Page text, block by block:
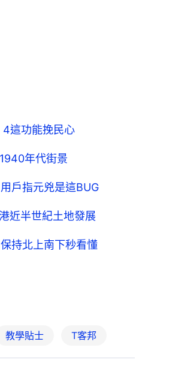
這功能挽民心
年代街景
戶指元兇是這BUG
近半世紀土地發展
持北上南下秒看懂
教學貼士 T客邦